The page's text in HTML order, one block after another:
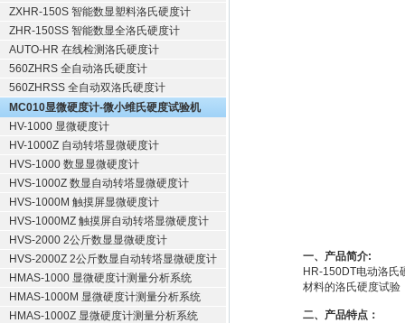
ZXHR-150S 智能数显塑料洛氏硬度计
ZHR-150SS 智能数显全洛氏硬度计
AUTO-HR 在线检测洛氏硬度计
560ZHRS 全自动洛氏硬度计
560ZHRSS 全自动双洛氏硬度计
MC010显微硬度计-微小维氏硬度试验机
HV-1000 显微硬度计
HV-1000Z 自动转塔显微硬度计
HVS-1000 数显显微硬度计
HVS-1000Z 数显自动转塔显微硬度计
HVS-1000M 触摸屏显微硬度计
HVS-1000MZ 触摸屏自动转塔显微硬度计
HVS-2000 2公斤数显显微硬度计
HVS-2000Z 2公斤数显自动转塔显微硬度计
HMAS-1000 显微硬度计测量分析系统
HMAS-1000M 显微硬度计测量分析系统
HMAS-1000Z 显微硬度计测量分析系统
一、产品简介:
HR-150DT电动洛氏
材料的洛氏硬度试验
二、产品特点：